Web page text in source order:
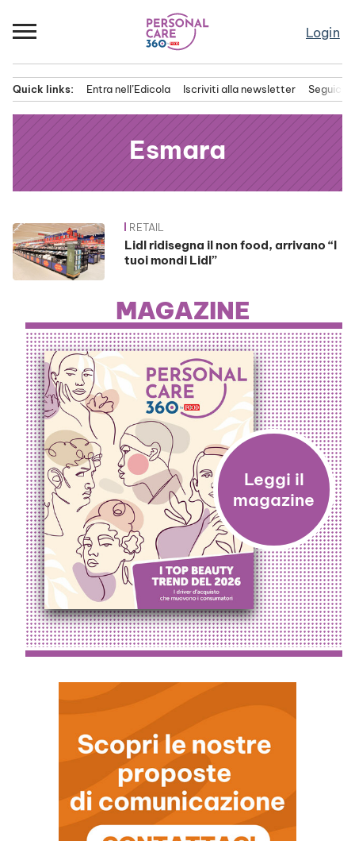
al
Login
principale
Quick links: Entra nell’Edicola Iscriviti alla newsletter Seguici
Esmara
News RETAIL
Lidl ridisegna il non food, arrivano “I
tuoi mondi Lidl”
MAGAZINE